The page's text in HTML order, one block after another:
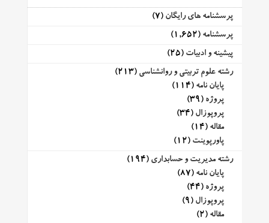
پرسشنامه های رایگان (7)
پرسشنامه (1,652)
پیشینه و ادبیات (25)
رشته علوم تربیتی و روانشناسی (213)
پایان نامه (114)
پروژه (39)
پروپوزال (34)
مقاله (14)
پاورپوینت (12)
رشته مدیریت و حسابداری (194)
پایان نامه (87)
پروژه (44)
پروپوزال (9)
مقاله (2)